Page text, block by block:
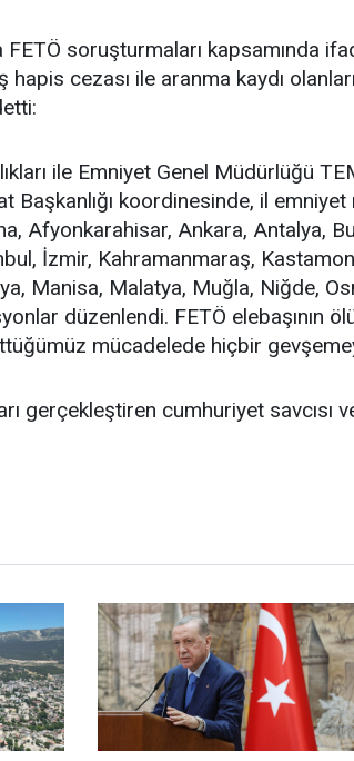
FETÖ soruşturmaları kapsamında
hapis cezası ile aranma kaydı
ile Emniyet Genel Müdürlüğü
Başkanlığı koordinesinde, il
Afyonkarahisar, Ankara, Antalya,
İzmir, Kahramanmaraş,
Manisa, Malatya, Muğla, Niğde,
düzenlendi. FETÖ elebaşının
mücadelede hiçbir
gerçekleştiren cumhuriyet savcısı